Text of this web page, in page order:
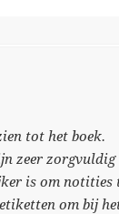
tot het boek.
zeer
is om notities
om bij